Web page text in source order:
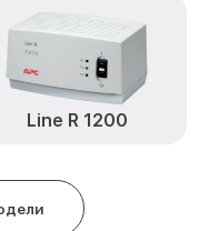
Line R 1200